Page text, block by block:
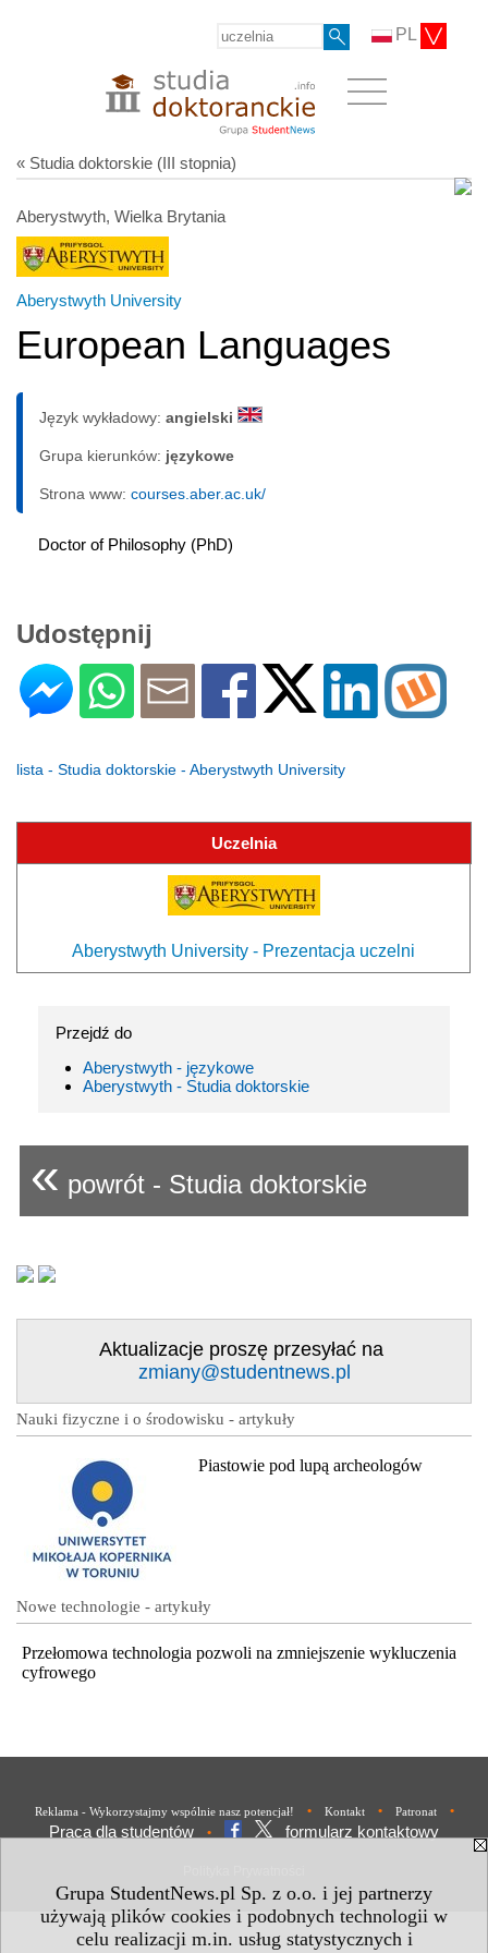
Grupa StudentNews.pl Sp. z o.o. i jej partnerzy
używają plików cookies i podobnych technologii w
celu realizacji m.in. usług statystycznych i
PL
« Studia doktorskie (III stopnia)
Aberystwyth, Wielka Brytania
Aberystwyth University
European Languages
Język wykładowy: angielski
Grupa kierunków: językowe
Strona www: courses.aber.ac.uk/
Doctor of Philosophy (PhD)
Udostępnij
lista - Studia doktorskie - Aberystwyth University
Uczelnia
Aberystwyth University - Prezentacja uczelni
Przejdź do
Aberystwyth - językowe
Aberystwyth - Studia doktorskie
« powrót - Studia doktorskie
Aktualizacje proszę przesyłać na
zmiany@studentnews.pl
Nauki fizyczne i o środowisku - artykuły
Piastowie pod lupą archeologów
Nowe technologie - artykuły
Przełomowa technologia pozwoli na zmniejszenie wykluczenia
cyfrowego
Reklama - Wykorzystajmy wspólnie nasz potencjał! • Kontakt • Patronat •
Praca dla studentów • formularz kontaktowy